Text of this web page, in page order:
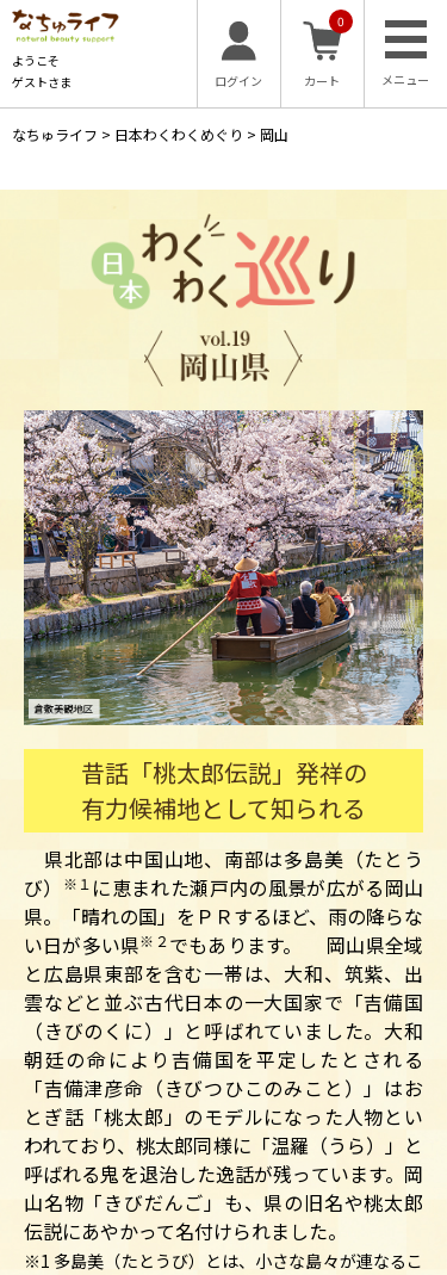
ようこそ
ゲストさま
ログイン
0
カート
なちゅライフ > 日本わくわくめぐり > 岡山
昔話「桃太郎伝説」発祥の
有力候補地として知られる
県北部は中国山地、南部は多島美（たとう
び）
※１ に恵まれた瀬戸内の風景が広がる岡山
県。「晴れの国」をＰＲするほど、雨の降らな
い日が多い県※２ でもあります。 岡山県全域
と広島県東部を含む一帯は、大和、筑紫、出
雲などと並ぶ古代日本の一大国家で「吉備国
（きびのくに）」と呼ばれていました。大和
朝廷の命により吉備国を平定したとされる
「吉備津彦命（きびつひこのみこと）」はお
とぎ話「桃太郎」のモデルになった人物とい
われており、桃太郎同様に「温羅（うら）」と
呼ばれる鬼を退治した逸話が残っています。岡
山名物「きびだんご」も、県の旧名や桃太郎
伝説にあやかって名付けられました。
※1 多島美（たとうび）とは、小さな島々が連なるこ